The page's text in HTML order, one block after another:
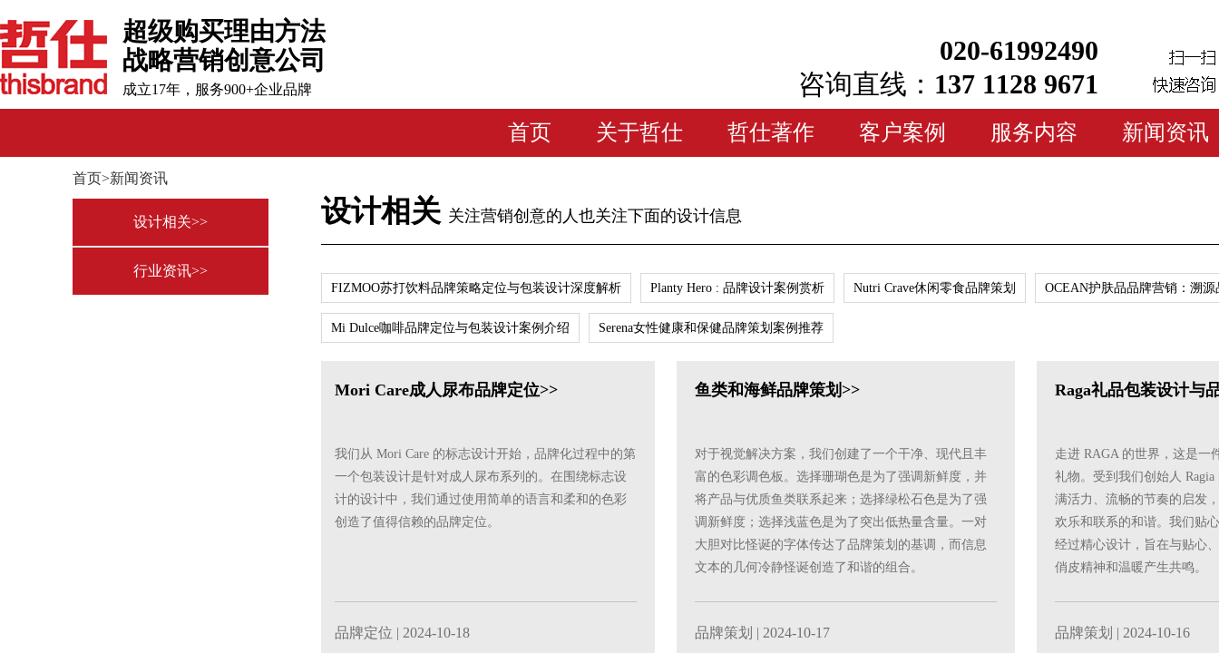
超级购买理由方法
战略营销创意公司
成立17年，服务900+企业品牌
020-61992490
咨询直线： 137 1128 9671
首页 关于哲仕 哲仕著作 客户案例 服务内容 新闻资讯
设计相关 关注营销创意的人也关注下面的设计信息
FIZMOO苏打饮料品牌策略定位与包装设计深度解析 Planty Hero : 品牌设计案例赏析 Nutri Crave休闲零食品牌策划 OCEAN护肤品品牌营销：溯
Mi Dulce咖啡品牌定位与包装设计案例介绍 Serena女性健康和保健品牌策划案例推荐
Mori Care成人尿布品牌定位>>
我们从 Mori Care 的标志设计开始，品牌化过程中的第
一个包装设计是针对成人尿布系列的。在围绕标志设
计的设计中，我们通过使用简单的语言和柔和的色彩
创造了值得信赖的品牌定位。
品牌定位 | 2024-10-18
鱼类和海鲜品牌策划>>
对于视觉解决方案，我们创建了一个干净、现代且丰
富的色彩调色板。选择珊瑚色是为了强调新鲜度，并
将产品与优质鱼类联系起来；选择绿松石色是为了强
调新鲜度；选择浅蓝色是为了突出低热量含量。一对
大胆对比怪诞的字体传达了品牌策划的基调，而信息
文本的几何冷静怪诞创造了和谐的组合。
品牌策划 | 2024-10-17
Raga礼品包装设计与
走进 RAGA 的世界，这是一
礼物。受到我们创始人
满活力、流畅的节奏的启发
欢乐和联系的和谐。我们贴
经过精心设计，旨在与贴心
俏皮精神和温暖产生共鸣。
品牌策划 | 2024-10-16
首页>新闻资讯
设计相关>>
行业资讯>>